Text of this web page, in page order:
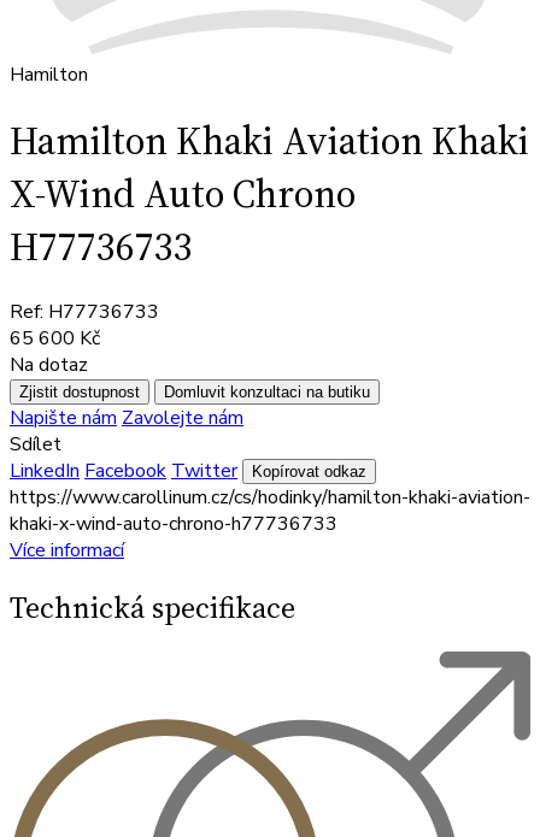
Hamilton
Hamilton Khaki Aviation Khaki
X-Wind Auto Chrono
H77736733
Ref: H77736733
65 600 Kč
Na dotaz
Zjistit dostupnost Domluvit konzultaci na butiku
Napište nám Zavolejte nám
Sdílet
LinkedIn Facebook Twitter Kopírovat odkaz
https://www.carollinum.cz/cs/hodinky/hamilton-khaki-aviation-
khaki-x-wind-auto-chrono-h77736733
Více informací
Technická specifikace